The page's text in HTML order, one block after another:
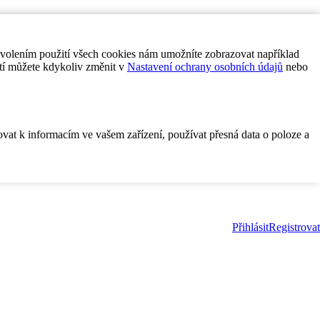
použití všech cookies nám umožníte zobrazovat například
můžete kdykoliv změnit v Nastavení ochrany osobních údajů nebo
k informacím ve vašem zařízení, používat přesná data o poloze a
PřihlásitRegistrovat